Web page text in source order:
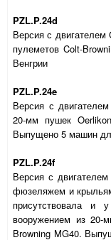
PZL.P.24d
Версия с
пулеметов Colt-
Венгрии
PZL.P.24e
Версия с
20-мм пушек
Выпущено 5 машин
PZL.P.24f
Версия с
фюзеляжем и
присутствовала и
вооружением из 20-
Browning MG40.